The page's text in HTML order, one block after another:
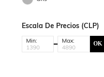
Escala De Precios (CLP)
Min: Max: OK